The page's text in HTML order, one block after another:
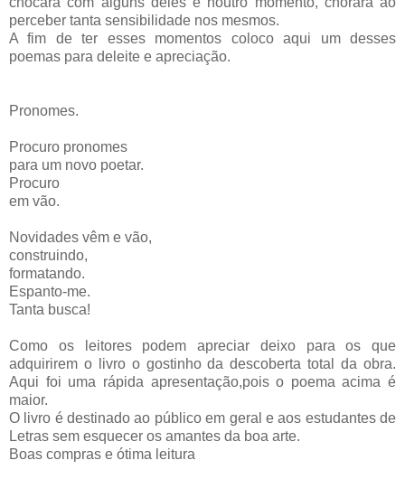
perceber tanta sensibilidade nos mesmos.
A fim de ter esses momentos coloco aqui um desses
poemas para deleite e apreciação.
Pronomes.
Procuro pronomes
para um novo poetar.
Procuro
em vão.
Novidades vêm e vão,
construindo,
formatando.
Espanto-me.
Tanta busca!
Como os leitores podem apreciar deixo para os que
adquirirem o livro o gostinho da descoberta total da obra.
Aqui foi uma rápida apresentação,pois o poema acima é
maior.
O livro é destinado ao público em geral e aos estudantes de
Letras sem esquecer os amantes da boa arte.
Boas compras e ótima leitura